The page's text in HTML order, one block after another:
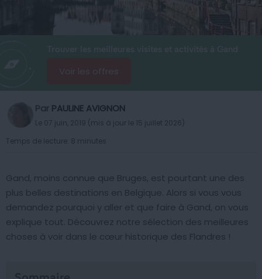
Voir les offres
Par PAULINE AVIGNON
Le 07 juin, 2019 (mis à jour le 15 juillet 2026)
Temps de lecture: 8 minutes
Gand, moins connue que Bruges, est pourtant une des
plus belles destinations en Belgique. Alors si vous vous
demandez pourquoi y aller et que faire à Gand, on vous
explique tout. Découvrez notre sélection des meilleures
choses à voir dans le cœur historique des Flandres !